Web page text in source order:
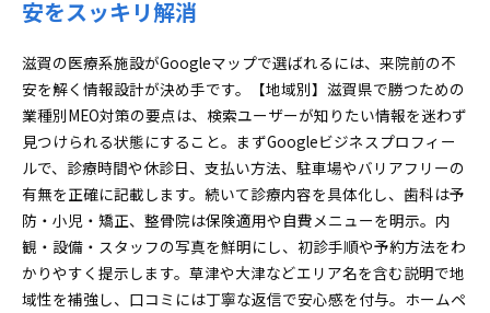
安をスッキリ解消
滋賀の医療系施設がGoogleマップで選ばれるには、来院前の不
安を解く情報設計が決め手です。【地域別】滋賀県で勝つための
業種別MEO対策の要点は、検索ユーザーが知りたい情報を迷わず
見つけられる状態にすること。まずGoogleビジネスプロフィー
ルで、診療時間や休診日、支払い方法、駐車場やバリアフリーの
有無を正確に記載します。続いて診療内容を具体化し、歯科は予
防・小児・矯正、整骨院は保険適用や自費メニューを明示。内
観・設備・スタッフの写真を鮮明にし、初診手順や予約方法をわ
かりやすく提示します。草津や大津などエリア名を含む説明で地
域性を補強し、口コミには丁寧な返信で安心感を付与。ホームペ